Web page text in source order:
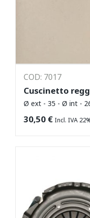
COD: 7017
Cuscinetto
Ø ext - 35 - Ø int -
30,50 € Incl. IVA